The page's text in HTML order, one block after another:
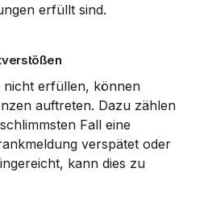
erfüllt sind.
nicht erfüllen, können
auftreten. Dazu zählen
verspätet oder
kann dies zu